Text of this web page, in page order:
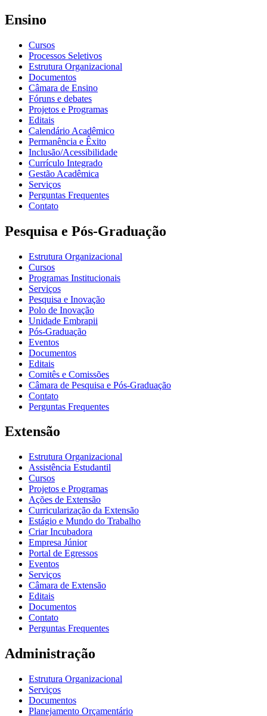
Ensino
Cursos
Processos Seletivos
Estrutura Organizacional
Documentos
Câmara de Ensino
Fóruns e debates
Projetos e Programas
Editais
Calendário Acadêmico
Permanência e Êxito
Inclusão/Acessibilidade
Currículo Integrado
Gestão Acadêmica
Serviços
Perguntas Frequentes
Contato
Pesquisa e Pós-Graduação
Estrutura Organizacional
Cursos
Programas Institucionais
Serviços
Pesquisa e Inovação
Polo de Inovação
Unidade Embrapii
Pós-Graduação
Eventos
Documentos
Editais
Comitês e Comissões
Câmara de Pesquisa e Pós-Graduação
Contato
Perguntas Frequentes
Extensão
Estrutura Organizacional
Assistência Estudantil
Cursos
Projetos e Programas
Ações de Extensão
Curricularização da Extensão
Estágio e Mundo do Trabalho
Criar Incubadora
Empresa Júnior
Portal de Egressos
Eventos
Serviços
Câmara de Extensão
Editais
Documentos
Contato
Perguntas Frequentes
Administração
Estrutura Organizacional
Serviços
Documentos
Planejamento Orçamentário